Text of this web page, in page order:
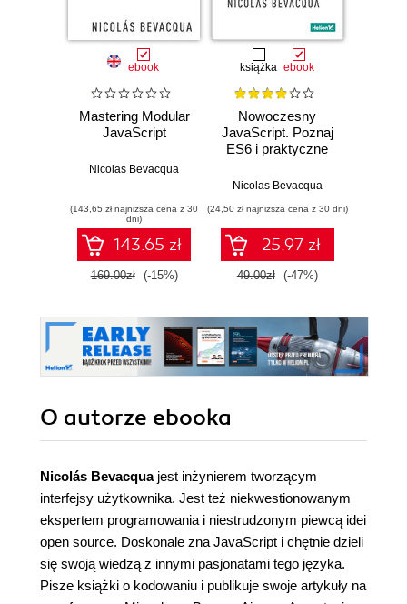
ebook
Mastering Modular
JavaScript
Nicolas Bevacqua
(143,65 zł najniższa cena z 30
dni)
143.65 zł
169.00zł (-15%)
książka ebook
Nowoczesny
JavaScript. Poznaj
ES6 i praktyczne
nowych rozwiązań
Nicolas Bevacqua
(24,50 zł najniższa cena z 30 dni)
25.97 zł
49.00zł (-47%)
O autorze ebooka
Nicolás Bevacqua jest inżynierem tworzącym
interfejsy użytkownika. Jest też niekwestionowanym
ekspertem programowania i niestrudzonym piewcą idei
open source. Doskonale zna JavaScript i chętnie dzieli
się swoją wiedzą z innymi pasjonatami tego języka.
Pisze książki o kodowaniu i publikuje swoje artykuły na